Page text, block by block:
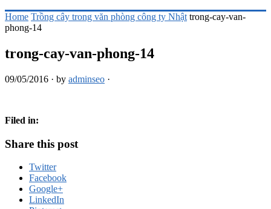
Home Trồng cây trong văn phòng công ty Nhật trong-cay-van-
phong-14
trong-cay-van-phong-14
09/05/2016 · by adminseo ·
Filed in:
Share this post
Twitter
Facebook
Google+
LinkedIn